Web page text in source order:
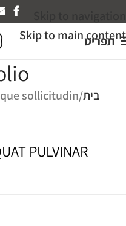
Skip to main content
תפריט
בית sollicitudin
PULVINAR